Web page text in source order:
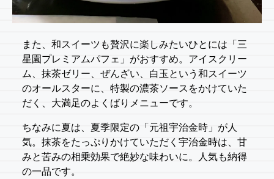
また、和スイーツも贅沢に楽しみたいひとには「三
星園プレミアムパフェ」がおすすめ。アイスクリー
ム、抹茶ゼリー、ぜんざい、白玉という和スイーツ
のオールスターに、特製の濃茶ソースをかけていた
だく、大満足のよくばりメニューです。
ちなみに夏は、夏季限定の「元祖宇治金時」が人
気。抹茶をたっぷりかけていただく宇治金時は、甘
みと苦みの相乗効果で絶妙な味わいに。人気も納得
の一品です。